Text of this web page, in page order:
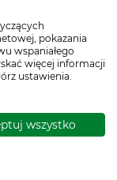
pokazania
wspaniałego
więcej informacji
ustawienia.
wszystko